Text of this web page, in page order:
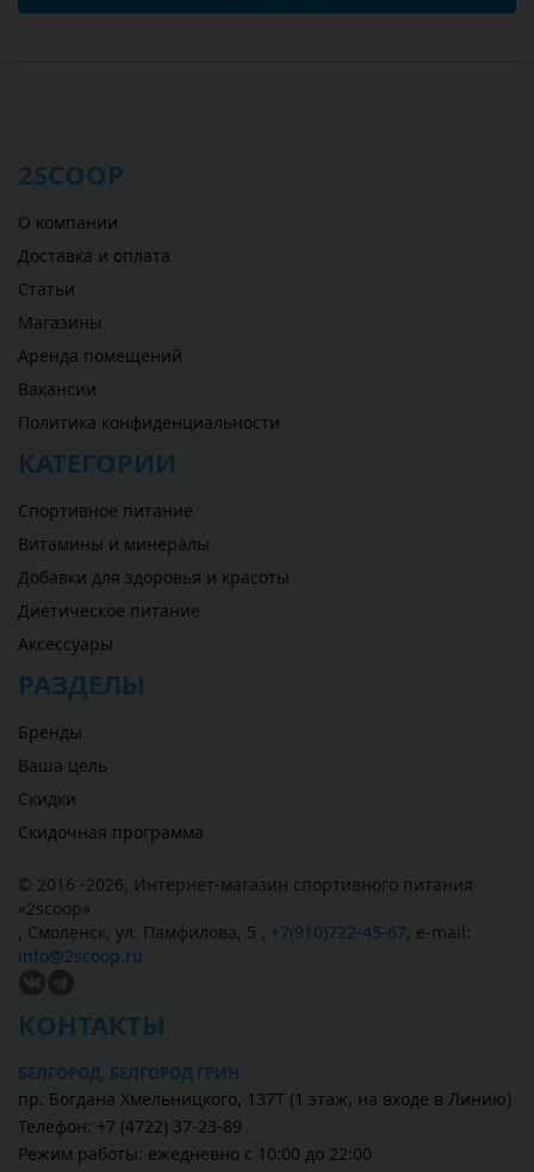
2SCOOP
О компании
Доставка и оплата
Статьи
Магазины
Аренда помещений
Вакансии
Политика конфиденциальности
КАТЕГОРИИ
Спортивное питание
Витамины и минералы
Добавки для здоровья и красоты
Диетическое питание
Аксессуары
РАЗДЕЛЫ
Бренды
Ваша цель
Скидки
Скидочная программа
© 2016 -2026, Интернет-магазин спортивного питания
«2scoop»
, Смоленск, ул. Памфилова, 5 , +7(910)722-45-67, e-mail:
info@2scoop.ru
КОНТАКТЫ
БЕЛГОРОД, БЕЛГОРОД ГРИН
пр. Богдана Хмельницкого, 137Т (1 этаж, на входе в Линию)
Телефон: +7 (4722) 37-23-89
Режим работы: ежедневно с 10:00 до 22:00